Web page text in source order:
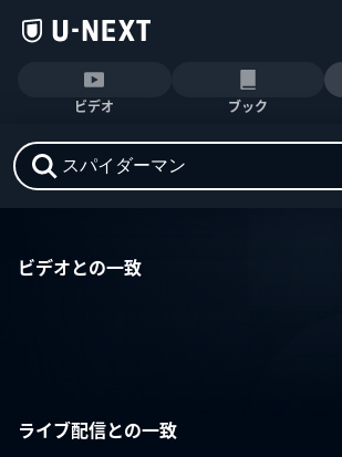
ビデオ ブック
ビデオとの一致
ライブ配信との一致